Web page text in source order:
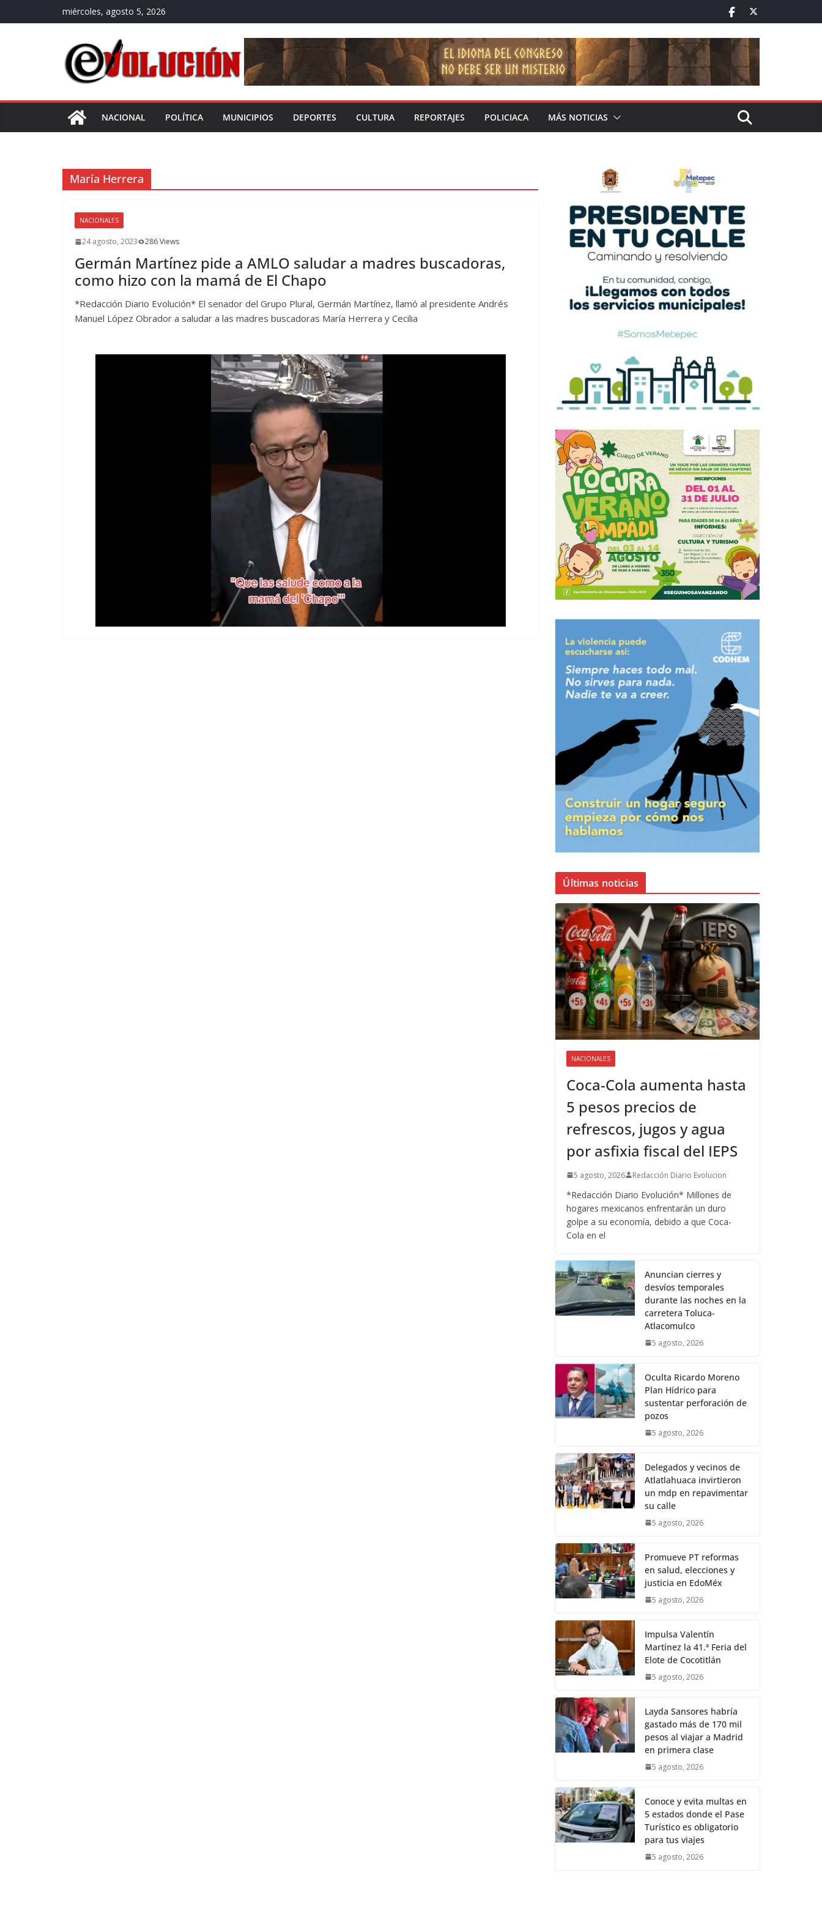
al
miércoles, agosto 5, 2026
NACIONAL POLÍTICA MUNICIPIOS DEPORTES CULTURA REPORTAJES POLICIACA MÁS NOTICIAS
María Herrera
NACIONALES
24 agosto, 2023 286 Views
Germán Martínez pide a AMLO saludar a madres buscadoras,
como hizo con la mamá de El Chapo
*Redacción Diario Evolución* El senador del Grupo Plural, Germán Martínez, llamó al presidente Andrés
Manuel López Obrador a saludar a las madres buscadoras María Herrera y Cecilia
Últimas noticias
NACIONALES
Coca-Cola aumenta hasta
5 pesos precios de
refrescos, jugos y agua
por asfixia fiscal del IEPS
5 agosto, 2026 Redacción Diario Evolucion
*Redacción Diario Evolución* Millones de
hogares mexicanos enfrentarán un duro
golpe a su economía, debido a que Coca-
Cola en el
Anuncian cierres y
desvíos temporales
durante las noches en la
carretera Toluca-
Atlacomulco
5 agosto, 2026
Oculta Ricardo Moreno
Plan Hídrico para
sustentar perforación de
pozos
5 agosto, 2026
Delegados y vecinos de
Atlatlahuaca invirtieron
un mdp en repavimentar
su calle
5 agosto, 2026
Promueve PT reformas
en salud, elecciones y
justicia en EdoMéx
5 agosto, 2026
Impulsa Valentín
Martínez la 41.ª Feria del
Elote de Cocotitlán
5 agosto, 2026
Layda Sansores habría
gastado más de 170 mil
pesos al viajar a Madrid
en primera clase
5 agosto, 2026
Conoce y evita multas en
5 estados donde el Pase
Turístico es obligatorio
para tus viajes
5 agosto, 2026